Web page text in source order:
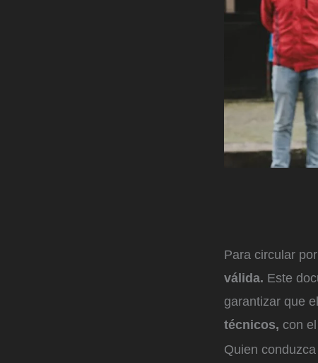
Para circular
válida. Este
garantizar que el
técnicos, con
Quien